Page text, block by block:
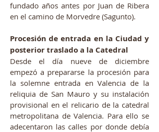
fundado años antes por Juan de Ribera
en el camino de Morvedre (Sagunto).
Procesión de entrada en la Ciudad y
posterior traslado a la Catedral
Desde el día nueve de diciembre
empezó a prepararse la procesión para
la solemne entrada en Valencia de la
reliquia de San Mauro y su instalación
provisional en el relicario de la catedral
metropolitana de Valencia. Para ello se
adecentaron las calles por donde debía